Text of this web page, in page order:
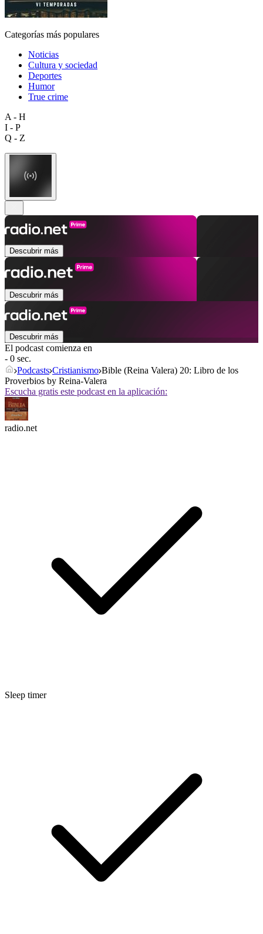
Categorías más populares
Noticias
Cultura y sociedad
Deportes
Humor
True crime
A - H
I - P
Q - Z
Descubrir más
Descubrir más
Descubrir más
El podcast comienza en
- 0 sec.
Podcasts Cristianismo Bible (Reina Valera) 20: Libro de los
Proverbios by Reina-Valera
Escucha gratis este podcast en la aplicación:
radio.net
Sleep timer